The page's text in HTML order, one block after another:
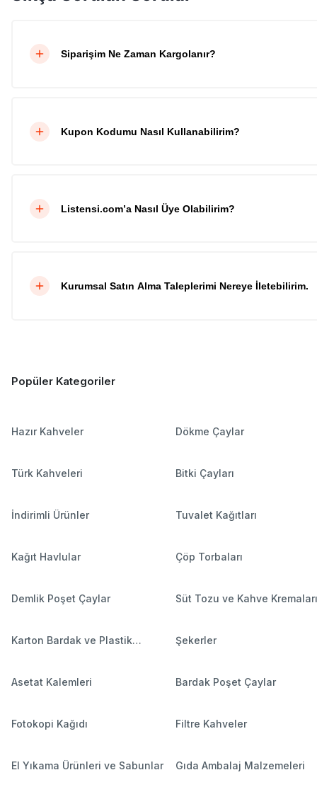
Siparişim Ne Zaman Kargolanır?
Kupon Kodumu Nasıl Kullanabilirim?
Listensi.com’a Nasıl Üye Olabilirim?
Kurumsal Satın Alma Taleplerimi Nereye İletebilirim.
Popüler Kategoriler
Hazır Kahveler Dökme Çaylar
Türk Kahveleri Bitki Çayları
İndirimli Ürünler Tuvalet Kağıtları
Kağıt Havlular Çöp Torbaları
Demlik Poşet Çaylar Süt Tozu ve Kahve Kremaları
Karton Bardak ve Plastik
Şekerler
Asetat Kalemleri Bardak Poşet Çaylar
Fotokopi Kağıdı Filtre Kahveler
El Yıkama Ürünleri ve Sabunlar Gıda Ambalaj Malzemeleri